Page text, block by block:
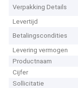
Verpakking Details
Levertijd
Betalingscondities
Levering vermogen
Productnaam
Cijfer
Sollicitatie